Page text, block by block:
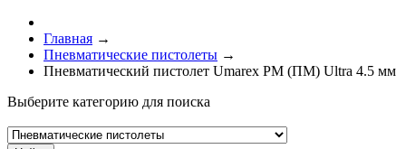
Главная →
Пневматические пистолеты →
Пневматический пистолет Umarex PM (ПМ) Ultra 4.5 мм
Выберите категорию для поиска